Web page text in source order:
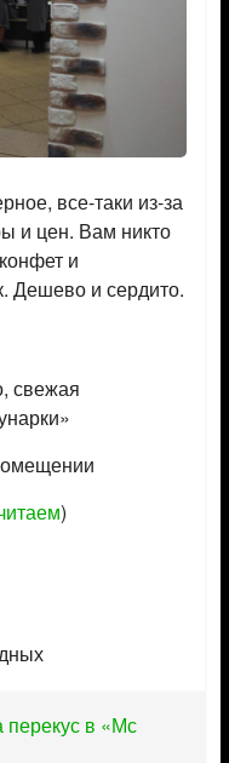
все-таки из-за
и цен. Вам никто
и
Дешево и сердито.
свежая
)
в «Мс